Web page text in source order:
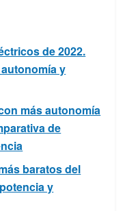
de 2022.
y
más autonomía
de
baratos del
y